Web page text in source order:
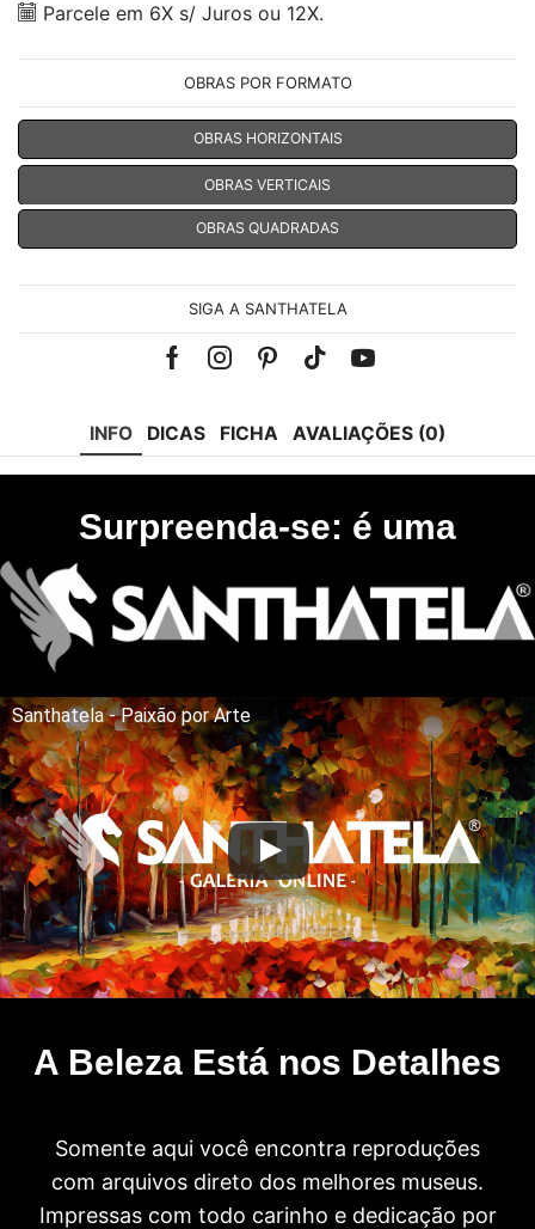
Parcele em 6X s/ Juros ou 12X.
OBRAS POR FORMATO
OBRAS HORIZONTAIS
OBRAS VERTICAIS
OBRAS QUADRADAS
SIGA A SANTHATELA
FacebookInstagramPinterest
Tik-Youtube
INFO DICAS FICHA AVALIAÇÕES (0)
Surpreenda-se: é uma
Santhatela - Paixão por Arte
A Beleza Está nos Detalhes
Somente aqui você encontra reproduções
com arquivos direto dos melhores museus.
Impressas com todo carinho e dedicação por